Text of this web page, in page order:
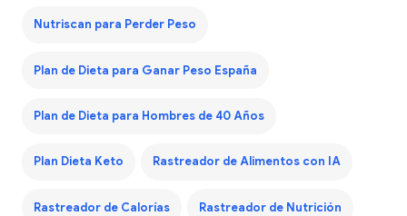
Nutriscan para Perder Peso
Plan de Dieta para Ganar Peso España
Plan de Dieta para Hombres de 40 Años
Plan Dieta Keto Rastreador de Alimentos con IA
Rastreador de Calorías Rastreador de Nutrición